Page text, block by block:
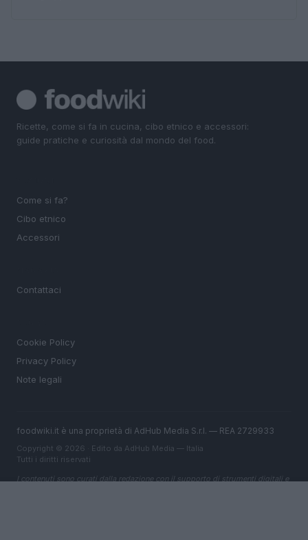
Ricette, come si fa in cucina, cibo etnico e accessori:
guide pratiche e curiosità dal mondo del food.
Come si fa?
Cibo etnico
Accessori
Contattaci
Cookie Policy
Privacy Policy
Note legali
foodwiki.it è una proprietà di AdHub Media S.r.l. — REA 2729933
Copyright © 2026 · Edito da AdHub Media — Italia
Tutti i diritti riservati
I contenuti sono curati dalla redazione con il supporto di strumenti digitali e